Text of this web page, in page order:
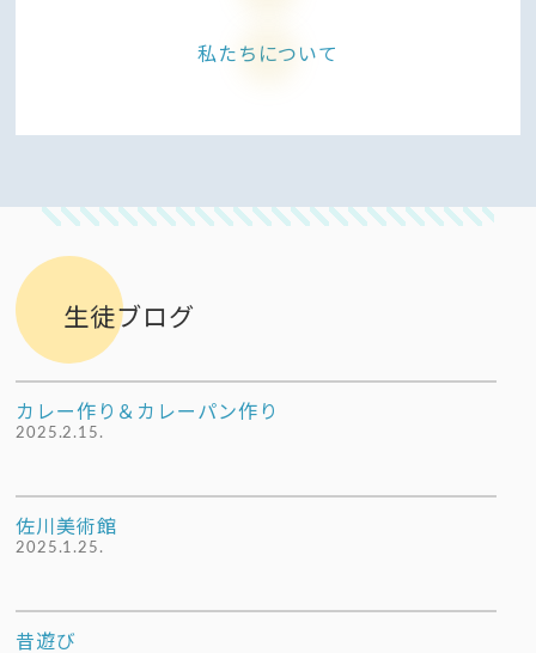
私たちについて
生徒ブログ
カレー作り＆カレーパン作り
2025.2.15.
佐川美術館
2025.1.25.
昔遊び